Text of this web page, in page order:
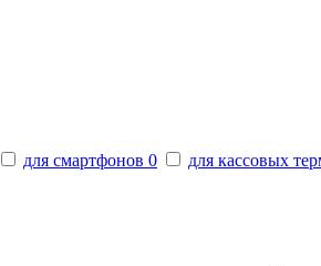
для смартфонов 0
для кассовых